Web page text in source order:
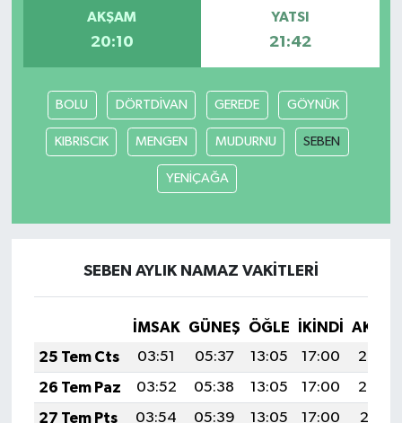
AKŞAM
20:10
YATSI
21:42
BOLU DÖRTDİVAN GEREDE GÖYNÜK
KIBRISCIK MENGEN MUDURNU SEBEN
YENİÇAĞA
SEBEN AYLIK NAMAZ VAKITLERI
İMSAK GÜNEŞ ÖĞLE İKINDI
25 Tem Cts
03:51 05:37 13:05 17:00
20:23
26 Tem Paz
03:52 05:38 13:05 17:00
20:22
27 Tem Pts
03:54 05:39 13:05 17:00
20:21